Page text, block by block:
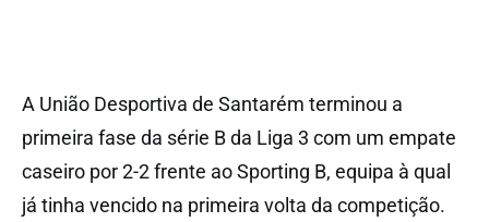
A União Desportiva de Santarém terminou a
primeira fase da série B da Liga 3 com um empate
caseiro por 2-2 frente ao Sporting B, equipa à qual
já tinha vencido na primeira volta da competição.